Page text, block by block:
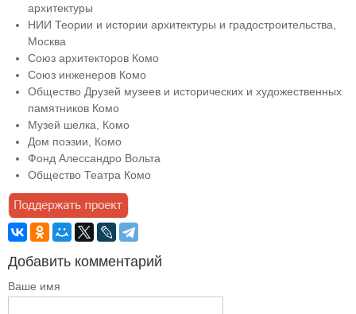
архитектуры
НИИ Теории и истории архитектуры и градостроительства,
Москва
Союз архитекторов Комо
Союз инженеров Комо
Общество Друзей музеев и исторических и художественных
памятников Комо
Музей шелка, Комо
Дом поэзии, Комо
Фонд Алессандро Вольта
Общество Театра Комо
Добавить комментарий
Ваше имя